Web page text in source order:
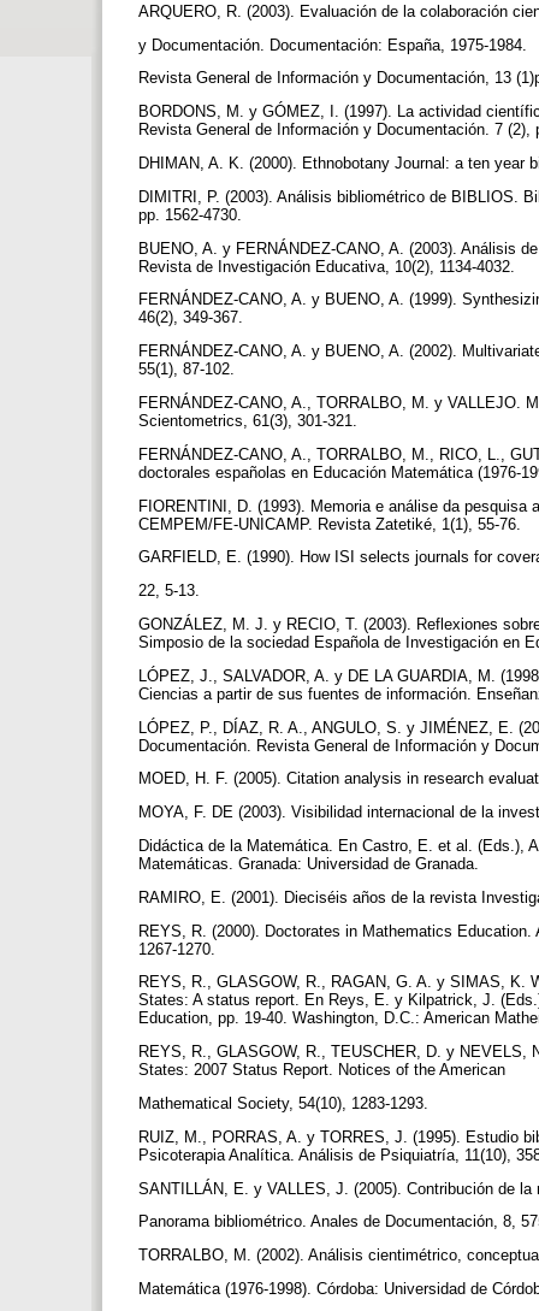
ARQUERO, R. (2003). Evaluación de la colaboración
y Documentación. Documentación: España, 1975-1984.
Revista General de Información y Documentación, 13
BORDONS, M. y GÓMEZ, I. (1997). La actividad
Revista General de Información y Documentación. 7 (2),
DHIMAN, A. K. (2000). Ethnobotany Journal: a ten
DIMITRI, P. (2003). Análisis bibliométrico de BIBLIOS.
pp. 1562-4730.
BUENO, A. y FERNÁNDEZ-CANO, A. (2003). Análisis
Revista de Investigación Educativa, 10(2), 1134-4032.
FERNÁNDEZ-CANO, A. y BUENO, A. (1999).
46(2), 349-367.
FERNÁNDEZ-CANO, A. y BUENO, A. (2002).
55(1), 87-102.
FERNÁNDEZ-CANO, A., TORRALBO, M. y VALLEJO.
Scientometrics, 61(3), 301-321.
FERNÁNDEZ-CANO, A., TORRALBO, M., RICO, L.,
doctorales españolas en Educación Matemática (1976-
FIORENTINI, D. (1993). Memoria e análise da
CEMPEM/FE-UNICAMP. Revista Zatetiké, 1(1), 55-76.
GARFIELD, E. (1990). How ISI selects journals for
22, 5-13.
GONZÁLEZ, M. J. y RECIO, T. (2003). Reflexiones
Simposio de la sociedad Española de Investigación en
LÓPEZ, J., SALVADOR, A. y DE LA GUARDIA, M.
Ciencias a partir de sus fuentes de información.
LÓPEZ, P., DÍAZ, R. A., ANGULO, S. y JIMÉNEZ, E.
Documentación. Revista General de Información y
MOED, H. F. (2005). Citation analysis in research
MOYA, F. DE (2003). Visibilidad internacional de la
Didáctica de la Matemática. En Castro, E. et al. (Eds.),
Matemáticas. Granada: Universidad de Granada.
RAMIRO, E. (2001). Dieciséis años de la revista
REYS, R. (2000). Doctorates in Mathematics
1267-1270.
REYS, R., GLASGOW, R., RAGAN, G. A. y SIMAS, K.
States: A status report. En Reys, E. y Kilpatrick, J.
Education, pp. 19-40. Washington, D.C.: American
REYS, R., GLASGOW, R., TEUSCHER, D. y NEVELS,
States: 2007 Status Report. Notices of the American
Mathematical Society, 54(10), 1283-1293.
RUIZ, M., PORRAS, A. y TORRES, J. (1995). Estudio
Psicoterapia Analítica. Análisis de Psiquiatría, 11(10),
SANTILLÁN, E. y VALLES, J. (2005). Contribución de
Panorama bibliométrico. Anales de Documentación, 8,
TORRALBO, M. (2002). Análisis cientimétrico,
Matemática (1976-1998). Córdoba: Universidad de